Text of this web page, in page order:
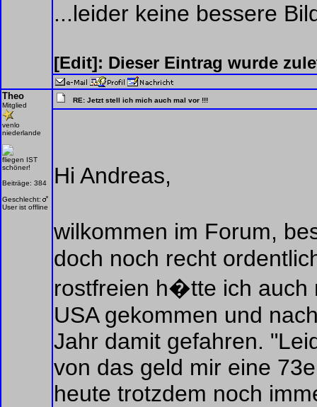
...leider keine bessere
[Edit]: Dieser Eintrag wurde
Theo
Mitglied
venlo
niederlande
fliegen IST
schöner!
Beiträge: 384
Geschlecht:
User ist offline
RE: Jetzt stell ich mich auch mal vor !!!
Hi Andreas,
wilkommen im Forum,
doch noch recht
rostfreien h�tte ich auch
USA gekommen und
Jahr damit gefahren.
von das geld mir eine
heute trotzdem noch